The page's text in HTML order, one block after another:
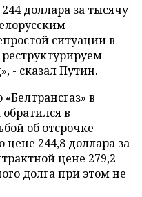
доллара за тысячу
ситуации в
- сказал Путин.
в
в
об отсрочке
цене 244,8 доллара за
цене 279,2
долга при этом не